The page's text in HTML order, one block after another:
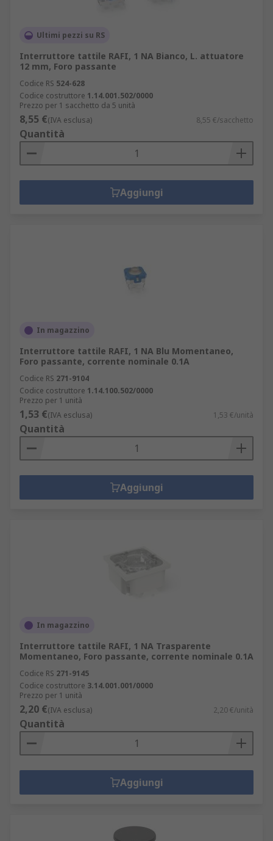
Ultimi pezzi su RS
Interruttore tattile RAFI, 1 NA Bianco, L. attuatore
12 mm, Foro passante
Codice RS 524-628
Codice costruttore 1.14.001.502/0000
Prezzo per 1 sacchetto da 5 unità
8,55 €(IVA esclusa) 8,55 €/sacchetto
Quantità
Aggiungi
In magazzino
Interruttore tattile RAFI, 1 NA Blu Momentaneo,
Foro passante, corrente nominale 0.1A
Codice RS 271-9104
Codice costruttore 1.14.100.502/0000
Prezzo per 1 unità
1,53 €(IVA esclusa) 1,53 €/unità
Quantità
Aggiungi
In magazzino
Interruttore tattile RAFI, 1 NA Trasparente
Momentaneo, Foro passante, corrente nominale 0.1A
Codice RS 271-9145
Codice costruttore 3.14.001.001/0000
Prezzo per 1 unità
2,20 €(IVA esclusa) 2,20 €/unità
Quantità
Aggiungi